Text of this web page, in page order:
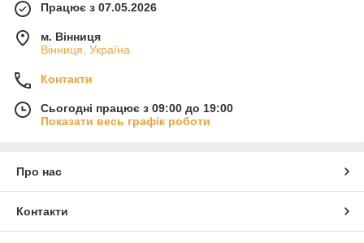
Працює з 07.05.2026
м. Вінниця
Вінниця, Україна
Контакти
Сьогодні працює з 09:00 до 19:00
Показати весь графік роботи
Про нас
Контакти